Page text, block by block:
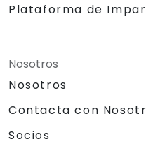
Plataforma de
Nosotros
Nosotros
Contacta con
Socios